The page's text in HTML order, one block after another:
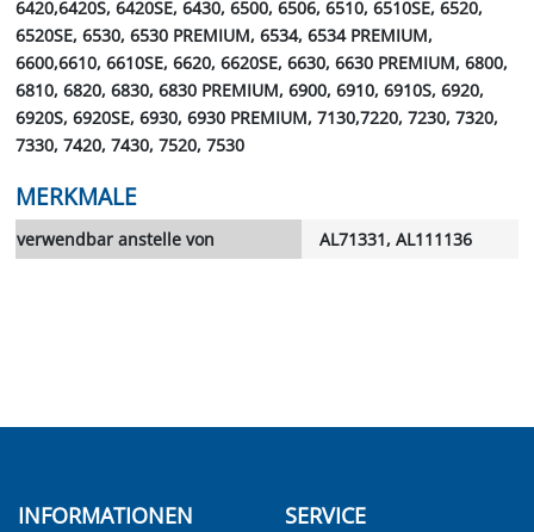
6420,6420S, 6420SE, 6430, 6500, 6506, 6510, 6510SE, 6520,
6520SE, 6530, 6530 PREMIUM, 6534, 6534 PREMIUM,
6600,6610, 6610SE, 6620, 6620SE, 6630, 6630 PREMIUM, 6800,
6810, 6820, 6830, 6830 PREMIUM, 6900, 6910, 6910S, 6920,
6920S, 6920SE, 6930, 6930 PREMIUM, 7130,7220, 7230, 7320,
7330, 7420, 7430, 7520, 7530
MERKMALE
verwendbar anstelle von AL71331, AL111136
INFORMATIONEN SERVICE